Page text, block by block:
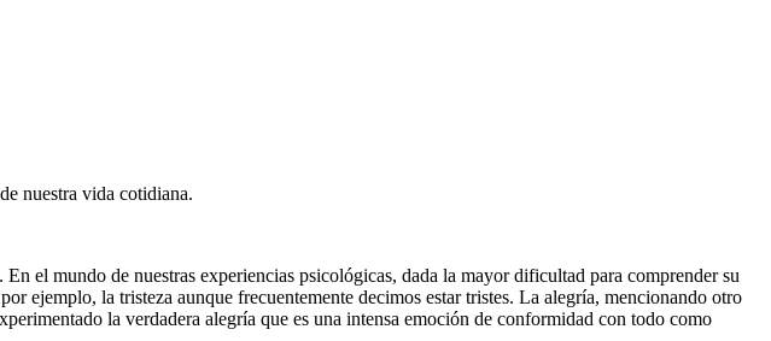
nuestra vida cotidiana.
el mundo de nuestras experiencias psicológicas, dada la mayor dificultad para comprender su
ejemplo, la tristeza aunque frecuentemente decimos estar tristes. La alegría, mencionando otro
la verdadera alegría que es una intensa emoción de conformidad con todo como